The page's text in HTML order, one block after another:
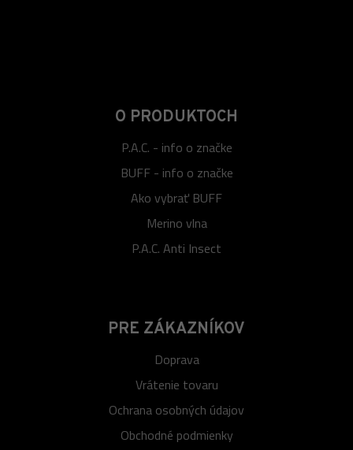
O PRODUKTOCH
P.A.C. - info o značke
BUFF - info o značke
Ako vybrať BUFF
Merino vlna
P.A.C. Anti Insect
PRE ZÁKAZNÍKOV
Doprava
Vrátenie tovaru
Ochrana osobných údajov
Obchodné podmienky